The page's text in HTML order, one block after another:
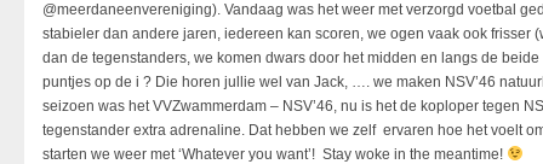
@meerdaneenvereniging). Vandaag was het weer met verzorgd voetbal
stabieler dan andere jaren, iedereen kan scoren, we ogen vaak ook frisser
dan de tegenstanders, we komen dwars door het midden en langs de
puntjes op de i ? Die horen jullie wel van Jack, …. we maken NSV’46
seizoen was het VVZwammerdam – NSV’46, nu is het de koploper tegen
tegenstander extra adrenaline. Dat hebben we zelf ervaren hoe het voelt
starten we weer met ‘Whatever you want’! Stay woke in the meantime!